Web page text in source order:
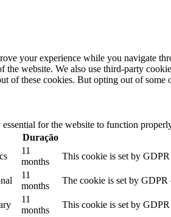
your experience while you navigate
website. We also use third-party
of these cookies. But opting out of
for the website to function
Duração
11
months
This cookie is set by
11
months
The cookie is set by GDPR
11
months
This cookie is set by